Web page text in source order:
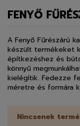
FENYŐ
A Fenyő Fűrészárú
készült termékeket
építkezéshez és
könnyű
kielégítik. Fedezze
méretre és formára
Nincsenek